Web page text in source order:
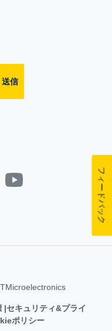
送信
セキュリティ&プライ
ポリシー
フィードバック